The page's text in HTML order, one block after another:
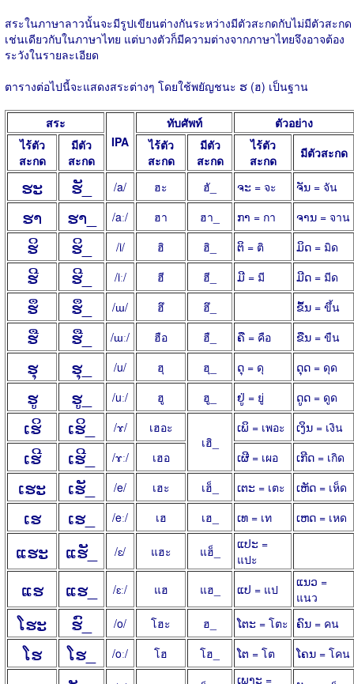
สระในภาษาลาวนั้นจะมีรูปเขียนต่างกันระหว่างมีตัวสะกดกับไม่มีตัวสะกด
เช่นเดียวกับในภาษาไทย แต่บางตัวก็มีความต่างจากภาษาไทยจึงอาจต้อง
ระวังในรายละเอียด
ตารางต่อไปนี้จะแสดงสระต่างๆ โดยใช้พยัญชนะ ຮ (ฮ) เป็นฐาน
สระ
IPA
ทับศัพท์
ตัวอย่าง
ไร้ตัว
สะกด
มีตัว
สะกด
ไร้ตัว
สะกด
มีตัว
สะกด
ไร้ตัว
สะกด
มีตัวสะกด
ຮະ ຮັ_ /a/ ฮะ ฮั_ ຈະ = จะ ຈັນ = จัน
ຮາ ຮາ_ /aː/ ฮา ฮา_ ກາ = กา ຈານ = จาน
ຮິ ຮິ_ /i/ ฮิ ฮิ_ ຕິ = ติ ມິດ = มิด
ຮີ ຮີ_ /iː/ ฮี ฮี_ ມີ = มี ມີດ = มีด
ຮຶ ຮຶ_ /ɯ/ ฮึ ฮึ_ ຂຶ້ນ = ขึ้น
ຮື ຮື_ /ɯː/ ฮือ ฮื_ ຄື = คือ ຂືນ = ขืน
ຮຸ ຮຸ_ /u/ ฮุ ฮุ_ ດຸ = ดุ ດຸດ = ดุด
ຮູ ຮູ_ /uː/ ฮู ฮู_ ຢູ່ = ยู่ ດູດ = ดูด
ເຮິ ເຮິ_ /ɤ/
เฮอะ
เฮิ_
ເພິ = เพอะ ເງິນ = เงิน
ເຮີ ເຮີ_ /ɤː/ เฮอ ເຜີ = เผอ ເກີດ = เกิด
ເຮະ ເຮັ_ /e/ เฮะ เฮ็_ ເຕະ = เตะ ເຫັດ = เห็ด
ເຮ ເຮ_ /eː/ เฮ เฮ_ ເທ = เท ເຫດ = เหด
ແຮະ ແຮັ_ /ɛ/ แฮะ แฮ็_
ແປະ =
แปะ
ແຮ ແຮ_ /ɛː/ แฮ แฮ_ ແປ = แป
ແນວ =
แนว
ໂຮະ ຮົ_ /o/ โฮะ ฮ_ ໂຕະ = โตะ ຄົນ = คน
ໂຮ ໂຮ_ /oː/ โฮ โฮ_ ໂຕ = โต ໂຄນ = โคน
ເພາະ =